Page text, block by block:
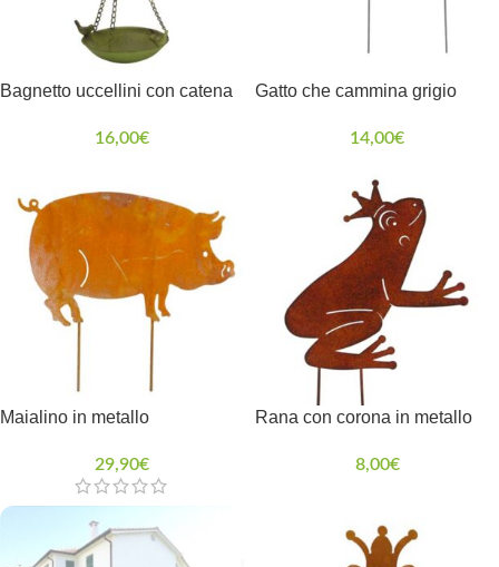
Bagnetto uccellini con catena
16,00€
Gatto che cammina grigio
14,00€
Maialino in metallo
29,90€
Rana con corona in metallo
8,00€